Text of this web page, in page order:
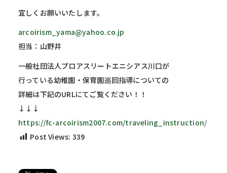
宜しくお願いいたします。
arcoirism_yama@yahoo.co.jp
担当：山野井
一般社団法人プロアスリートエニシアス川口が
行っている幼稚園・保育園巡回指導についての
詳細は下記のURLにてご覧ください！！
↓↓↓
https://fc-arcoirism2007.com/traveling_instruction/
Post Views: 339